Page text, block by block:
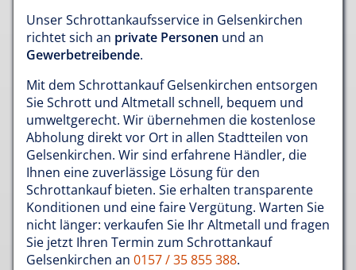
Unser Schrottankaufsservice in Gelsenkirchen
richtet sich an private Personen und an
Gewerbetreibende.
Mit dem Schrottankauf Gelsenkirchen entsorgen
Sie Schrott und Altmetall schnell, bequem und
umweltgerecht. Wir übernehmen die kostenlose
Abholung direkt vor Ort in allen Stadtteilen von
Gelsenkirchen. Wir sind erfahrene Händler, die
Ihnen eine zuverlässige Lösung für den
Schrottankauf bieten. Sie erhalten transparente
Konditionen und eine faire Vergütung. Warten Sie
nicht länger: verkaufen Sie Ihr Altmetall und fragen
Sie jetzt Ihren Termin zum Schrottankauf
Gelsenkirchen an 0157 / 35 855 388.